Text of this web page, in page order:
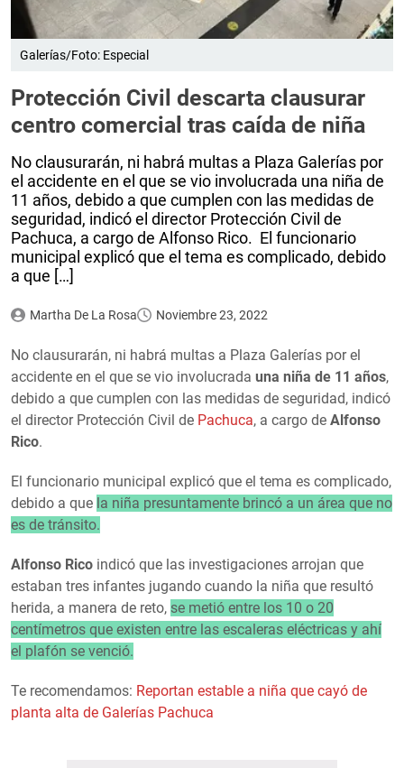
Galerías/Foto: Especial
Protección Civil descarta clausurar
centro comercial tras caída de niña
No clausurarán, ni habrá multas a Plaza Galerías por
el accidente en el que se vio involucrada una niña de
11 años, debido a que cumplen con las medidas de
seguridad, indicó el director Protección Civil de
Pachuca, a cargo de Alfonso Rico. El funcionario
municipal explicó que el tema es complicado, debido
a que […]
Martha De La Rosa Noviembre 23, 2022
No clausurarán, ni habrá multas a Plaza Galerías por el
accidente en el que se vio involucrada una niña de 11 años,
debido a que cumplen con las medidas de seguridad, indicó
el director Protección Civil de Pachuca, a cargo de Alfonso
Rico.
El funcionario municipal explicó que el tema es complicado,
debido a que la niña presuntamente brincó a un área que no
es de tránsito.
Alfonso Rico indicó que las investigaciones arrojan que
estaban tres infantes jugando cuando la niña que resultó
herida, a manera de reto, se metió entre los 10 o 20
centímetros que existen entre las escaleras eléctricas y ahí
el plafón se venció.
Te recomendamos: Reportan estable a niña que cayó de
planta alta de Galerías Pachuca